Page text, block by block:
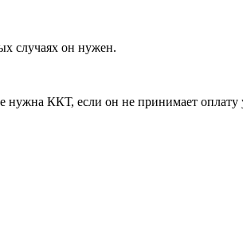
случаях он нужен.
ККТ, если он не принимает оплату